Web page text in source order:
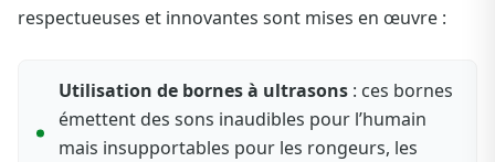
respectueuses et innovantes sont mises en œuvre :
Utilisation de bornes à ultrasons : ces bornes
émettent des sons inaudibles pour l’humain
mais insupportables pour les rongeurs, les